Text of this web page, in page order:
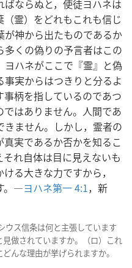
ならぬと，使徒ヨハネは
霊）をどれもこれも信じ
神から出たものであるか
多くの偽りの予言者はこの
ハネがここで『霊』と偽
実からはつきりと分るよ
柄を指しているのであつ
はありません。人間であ
ません。しかし，霊者の
実であるか否かを知るこ
れ自体は目に見えないも
る大きな力ですから，
。―ヨハネ第一 4:1 ，新
ウス信条は何と主張しています
做されていますか。（ロ）これ
んな理由が挙げられますか。